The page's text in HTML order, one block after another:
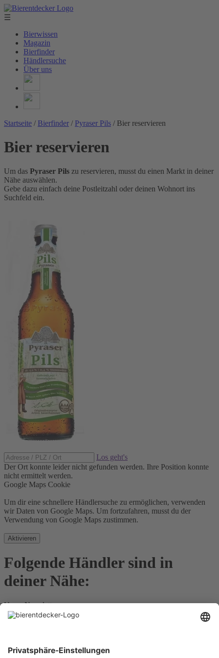
☰
Bierwissen
Magazin
Bierfinder
Händlersuche
Über uns
Startseite / Bierfinder / Pyraser Pils / Bier reservieren
Bier reservieren
Um das Pyraser Pils zu reservieren, musst du einen Markt in deiner
Nähe auswählen.
Gebe dazu einfach deine Postleitzahl oder deinen Wohnort ins
Suchfeld ein.
Los geht's
Der Ort konnte leider nicht gefunden werden. Ihre Position konnte
nicht ermittelt werden.
Google Maps Cookie
Um dir eine schnellere Händlersuche zu ermöglichen, verwenden
wir Daten von Google Maps. Um fortzufahren, musst du der
Verwendung von Google Maps zustimmen.
Aktivieren
Folgende Händler sind in
deiner Nähe:
Unser Newsletter
Für Bierkenner, Bierliebhaber, Bierneulinge - kurz, alle
Jetzt anmelden!
Impressum Datenschutz Barrierefrei